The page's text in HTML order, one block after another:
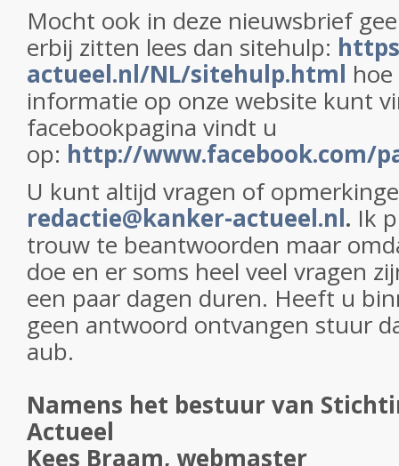
Mocht ook in deze nieuwsbrief
erbij zitten lees dan sitehulp:
actueel.nl/NL/sitehulp.html
informatie op onze website kunt
facebookpagina vindt u
op: http://www.facebook.com/
U kunt altijd vragen of
redactie@kanker-actueel.nl. Ik
trouw te beantwoorden maar
doe en er soms heel veel vragen
een paar dagen duren. Heeft u
geen antwoord ontvangen stuur
aub.
Namens het bestuur van
Actueel
Kees Braam, webmaster